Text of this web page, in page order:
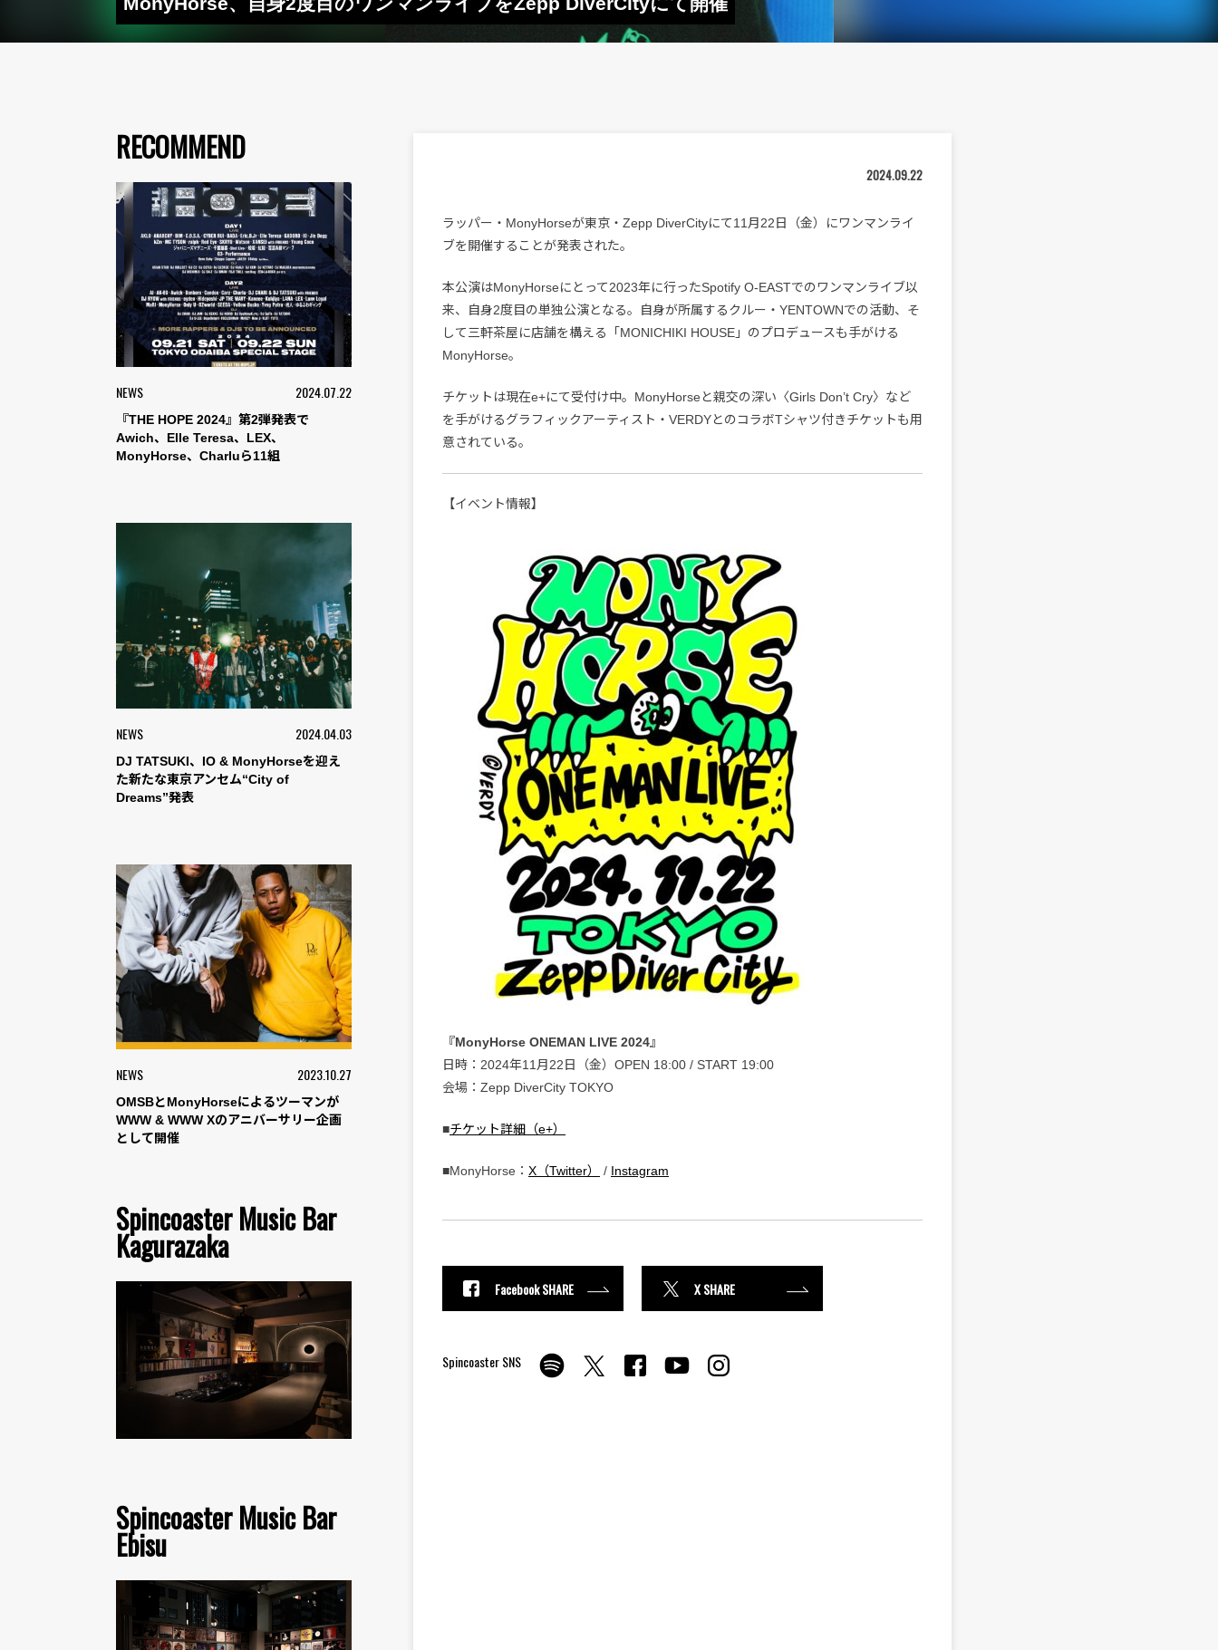
RECOMMEND
NEWS 2024.07.22
『THE HOPE 2024』第2弾発表で
Awich、Elle Teresa、LEX、
MonyHorse、Charluら11組
NEWS 2024.04.03
DJ TATSUKI、IO & MonyHorseを迎え
た新たな東京アンセム“City of
Dreams”発表
NEWS 2023.10.27
OMSBとMonyHorseによるツーマンが
WWW & WWW Xのアニバーサリー企画
として開催
Spincoaster Music Bar
Kagurazaka
Spincoaster Music Bar
Ebisu
2024.09.22
ラッパー・MonyHorseが東京・Zepp DiverCityにて11月22日（金）にワンマンライ
ブを開催することが発表された。
本公演はMonyHorseにとって2023年に行ったSpotify O-EASTでのワンマンライブ以
来、自身2度目の単独公演となる。自身が所属するクルー・YENTOWNでの活動、そ
して三軒茶屋に店舗を構える「MONICHIKI HOUSE」のプロデュースも手がける
MonyHorse。
チケットは現在e+にて受付け中。MonyHorseと親交の深い〈Girls Don’t Cry〉など
を手がけるグラフィックアーティスト・VERDYとのコラボTシャツ付きチケットも用
意されている。
【イベント情報】
『MonyHorse ONEMAN LIVE 2024』
日時：2024年11月22日（金）OPEN 18:00 / START 19:00
会場：Zepp DiverCity TOKYO
■チケット詳細（e+）
■MonyHorse： X（Twitter） / Instagram
Facebook SHARE X SHARE
Spincoaster SNS